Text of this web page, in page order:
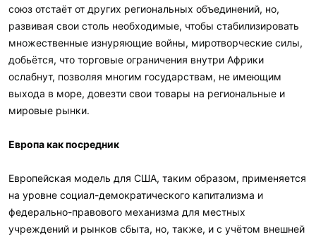
союз отстаёт от других региональных объединений, но,
развивая свои столь необходимые, чтобы стабилизировать
множественные изнуряющие войны, миротворческие силы,
добьётся, что торговые ограничения внутри Африки
ослабнут, позволяя многим государствам, не имеющим
выхода в море, довезти свои товары на региональные и
мировые рынки.
Европа как посредник
Европейская модель для США, таким образом, применяется
на уровне социал-демократического капитализма и
федерально-правового механизма для местных
учреждений и рынков сбыта, но, также, и с учётом внешней